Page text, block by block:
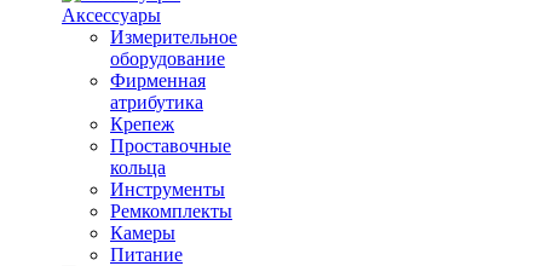
Аксессуары
Измерительное
оборудование
Фирменная
атрибутика
Крепеж
Проставочные
кольца
Инструменты
Ремкомплекты
Камеры
Питание